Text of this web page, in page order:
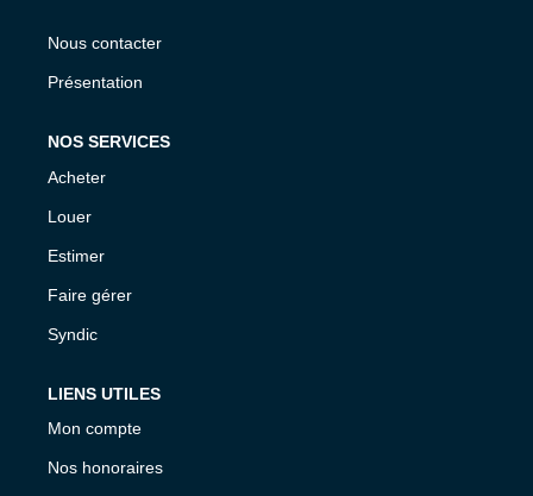
Nous contacter
Présentation
NOS SERVICES
Acheter
Louer
Estimer
Faire gérer
Syndic
LIENS UTILES
Mon compte
Nos honoraires